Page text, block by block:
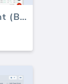
LinkedIn Ads Engagement (Bericht)